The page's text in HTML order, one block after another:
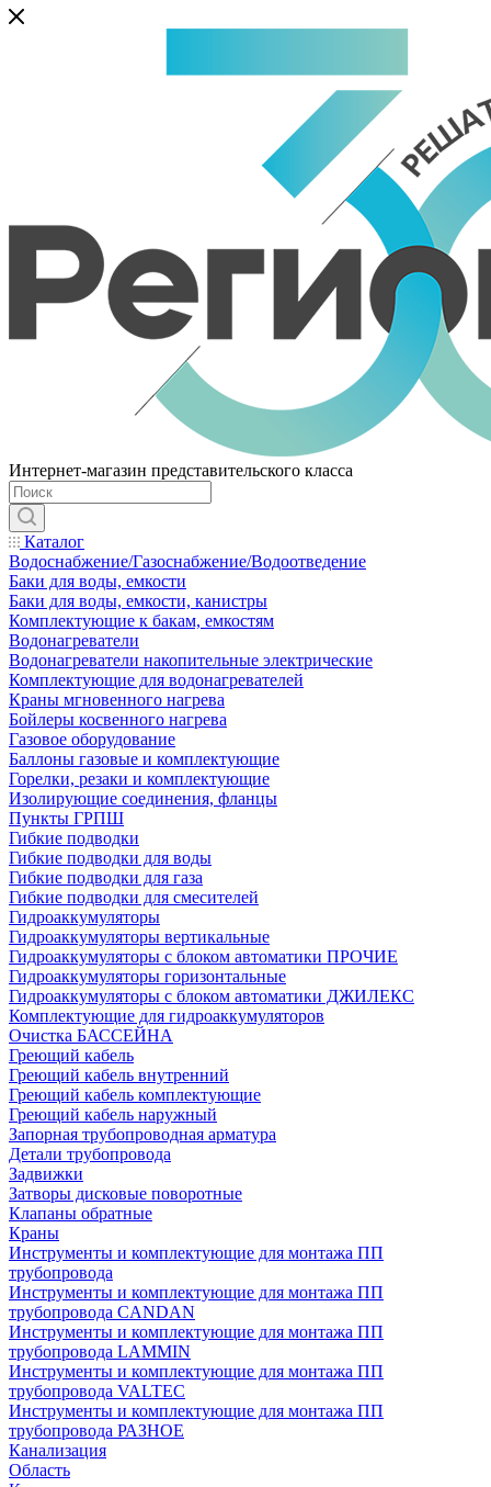
Интернет-магазин представительского класса
Каталог
Водоснабжение/Газоснабжение/Водоотведение
Баки для воды, емкости
Баки для воды, емкости, канистры
Комплектующие к бакам, емкостям
Водонагреватели
Водонагреватели накопительные электрические
Комплектующие для водонагревателей
Краны мгновенного нагрева
Бойлеры косвенного нагрева
Газовое оборудование
Баллоны газовые и комплектующие
Горелки, резаки и комплектующие
Изолирующие соединения, фланцы
Пункты ГРПШ
Гибкие подводки
Гибкие подводки для воды
Гибкие подводки для газа
Гибкие подводки для смесителей
Гидроаккумуляторы
Гидроаккумуляторы вертикальные
Гидроаккумуляторы с блоком автоматики ПРОЧИЕ
Гидроаккумуляторы горизонтальные
Гидроаккумуляторы с блоком автоматики ДЖИЛЕКС
Комплектующие для гидроаккумуляторов
Очистка БАССЕЙНА
Греющий кабель
Греющий кабель внутренний
Греющий кабель комплектующие
Греющий кабель наружный
Запорная трубопроводная арматура
Детали трубопровода
Задвижки
Затворы дисковые поворотные
Клапаны обратные
Краны
Инструменты и комплектующие для монтажа ПП
трубопровода
Инструменты и комплектующие для монтажа ПП
трубопровода CANDAN
Инструменты и комплектующие для монтажа ПП
трубопровода LAMMIN
Инструменты и комплектующие для монтажа ПП
трубопровода VALTEC
Инструменты и комплектующие для монтажа ПП
трубопровода РАЗНОЕ
Канализация
Область